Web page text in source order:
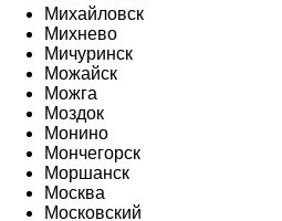
Михайловск
Михнево
Мичуринск
Можайск
Можга
Моздок
Монино
Мончегорск
Моршанск
Москва
Московский